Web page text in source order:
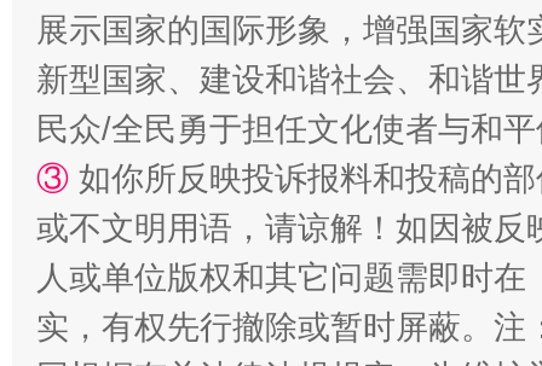
漫山遍野的桃花与雪山、麦地、白藏房
展示国家的国际形象，增强国家
新型国家、建设和谐社会、和谐
民众/全民勇于担任文化使者与和
③ 如你所反映投诉报料和投稿的
或不文明用语，请谅解！如因被
人或单位版权和其它问题需即时在
实，有权先行撤除或暂时屏蔽。